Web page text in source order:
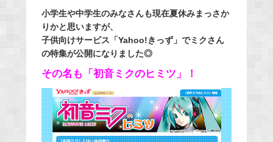
小学生や中学生のみなさんも現在夏休みまっさか
りかと思いますが、
子供向けサービス「Yahoo!きっず」でミクさん
の特集が公開になりました◎
その名も「初音ミクのヒミツ」！